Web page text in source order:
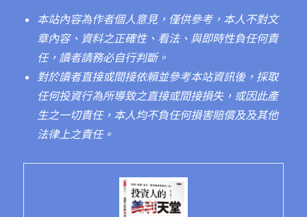
本站內容為作者個人意見，僅供參考，本人不對文
章內容、資料之正確性、看法、與即時性負任何責
任，讀者請務必自行判斷。
對於讀者直接或間接依賴並參考本站資訊後，採取
任何投資行為所導致之直接或間接損失，或因此產
生之一切責任，本人均不負任何損害賠償及及其他
法律上之責任。